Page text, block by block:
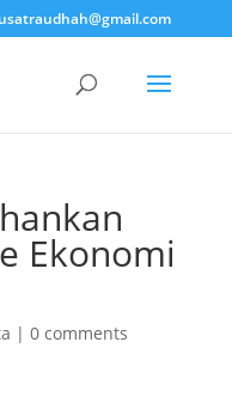
Ekonomi
| 0 comments